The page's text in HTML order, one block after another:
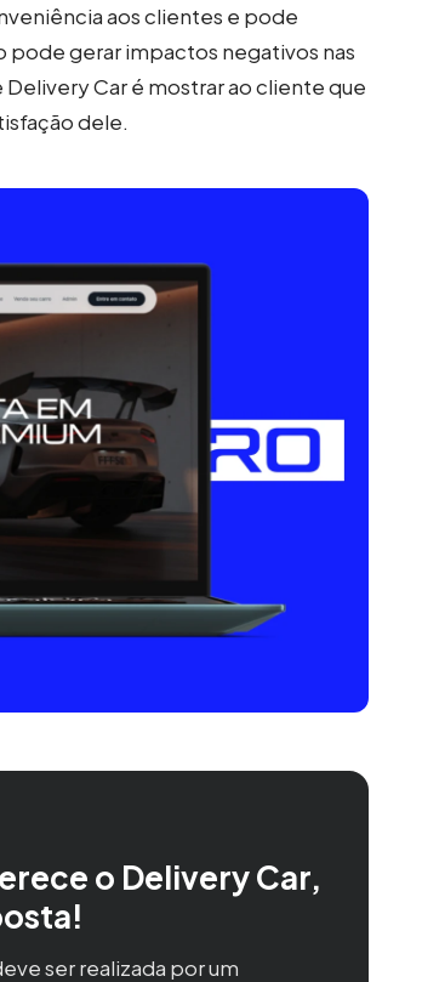
aos clientes e pode
pode gerar impactos negativos nas
Car é mostrar ao cliente que
dele.
o Delivery Car,
ser realizada por um